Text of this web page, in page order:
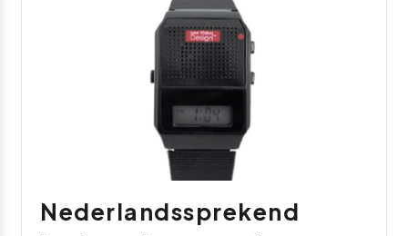
Nederlandssprekend